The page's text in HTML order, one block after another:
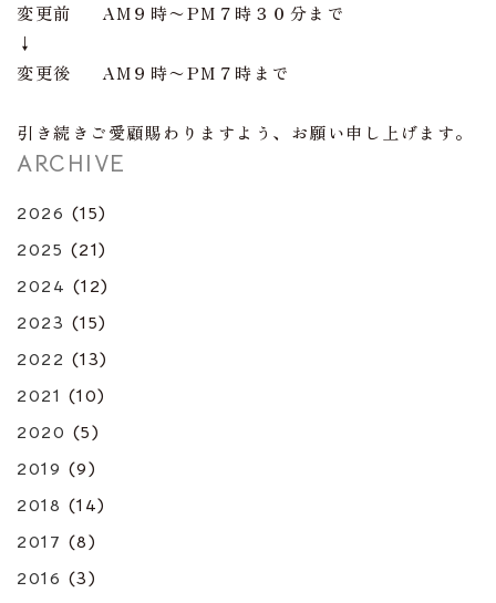
変更前 AM９時〜PM７時３０分まで
↓
変更後 AM９時〜PM７時まで
引き続きご愛顧賜わりますよう、お願い申し上げます。
ARCHIVE
2026 (15)
2025 (21)
2024 (12)
2023 (15)
2022 (13)
2021 (10)
2020 (5)
2019 (9)
2018 (14)
2017 (8)
2016 (3)